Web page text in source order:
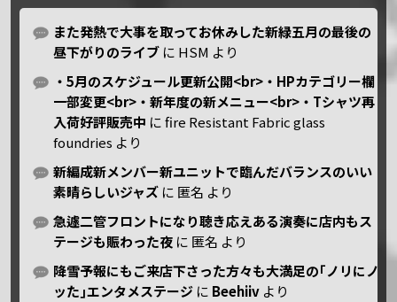
また発熱で大事を取ってお休みした新緑五月の最後の
昼下がりのライブ に HSM より
・5月のスケジュール更新公開<br>・HPカテゴリー欄
一部変更<br>・新年度の新メニュー<br>・Tシャツ再
入荷好評販売中 にfire Resistant Fabric glass
foundries より
新編成新メンバー新ユニットで臨んだバランスのいい
素晴らしいジャズ に 匿名 より
急遽二管フロントになり聴き応えある演奏に店内もス
テージも賑わった夜 に 匿名 より
降雪予報にもご来店下さった方々も大満足の｢ノリにノ
ッた｣エンタメステージ に Beehiiv より